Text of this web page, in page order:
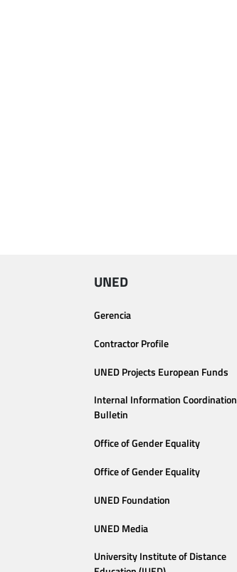
UNED
Gerencia
Contractor Profile
UNED Projects European Funds
Internal Information Coordination
Bulletin
Office of Gender Equality
Office of Gender Equality
UNED Foundation
UNED Media
University Institute of Distance